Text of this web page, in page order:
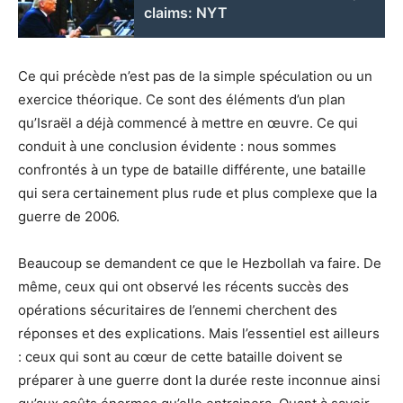
claims: NYT
Ce qui précède n’est pas de la simple spéculation ou un
exercice théorique. Ce sont des éléments d’un plan
qu’Israël a déjà commencé à mettre en œuvre. Ce qui
conduit à une conclusion évidente : nous sommes
confrontés à un type de bataille différente, une bataille
qui sera certainement plus rude et plus complexe que la
guerre de 2006.
Beaucoup se demandent ce que le Hezbollah va faire. De
même, ceux qui ont observé les récents succès des
opérations sécuritaires de l’ennemi cherchent des
réponses et des explications. Mais l’essentiel est ailleurs
: ceux qui sont au cœur de cette bataille doivent se
préparer à une guerre dont la durée reste inconnue ainsi